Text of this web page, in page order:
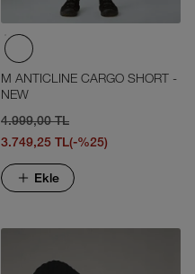
M ANTICLINE CARGO SHORT -
NEW
4.999,00 TL
3.749,25 TL(-%25)
Ekle